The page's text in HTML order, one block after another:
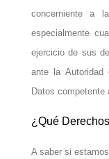
concerniente a
especialmente
ejercicio de sus
ante la Autoridad
Datos
¿Qué
A saber si